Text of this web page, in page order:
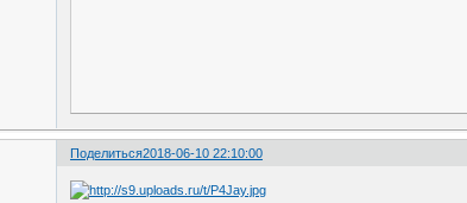
Поделиться2018-06-10 22:10:00